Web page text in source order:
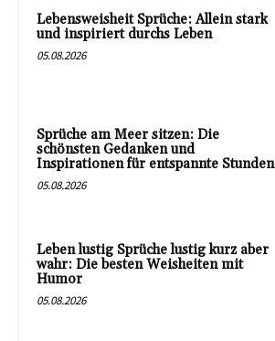
Lebensweisheit Sprüche: Allein stark
und inspiriert durchs Leben
05.08.2026
Sprüche am Meer sitzen: Die
schönsten Gedanken und
Inspirationen für entspannte Stunden
05.08.2026
Leben lustig Sprüche lustig kurz aber
wahr: Die besten Weisheiten mit
Humor
05.08.2026